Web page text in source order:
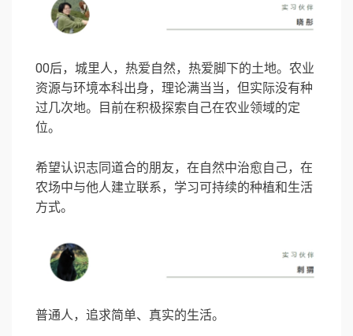
00后，城里人，热爱自然，热爱脚下的土地。农业
资源与环境本科出身，理论满当当，但实际没有种
过几次地。目前在积极探索自己在农业领域的定
位。
希望认识志同道合的朋友，在自然中治愈自己，在
农场中与他人建立联系，学习可持续的种植和生活
方式。
普通人，追求简单、真实的生活。